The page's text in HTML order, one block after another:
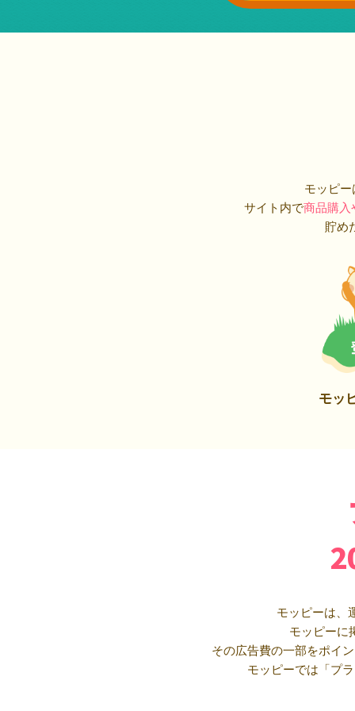
モッピ
サイト内で商品購入
貯め
モッ
モッピーは、
モッピーに
その広告費の一部をポイ
モッピーでは「プ